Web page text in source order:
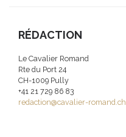
RÉDACTION
Le Cavalier Romand
Rte du Port 24
CH-1009 Pully
+41 21 729 86 83
redaction@cavalier-romand.ch